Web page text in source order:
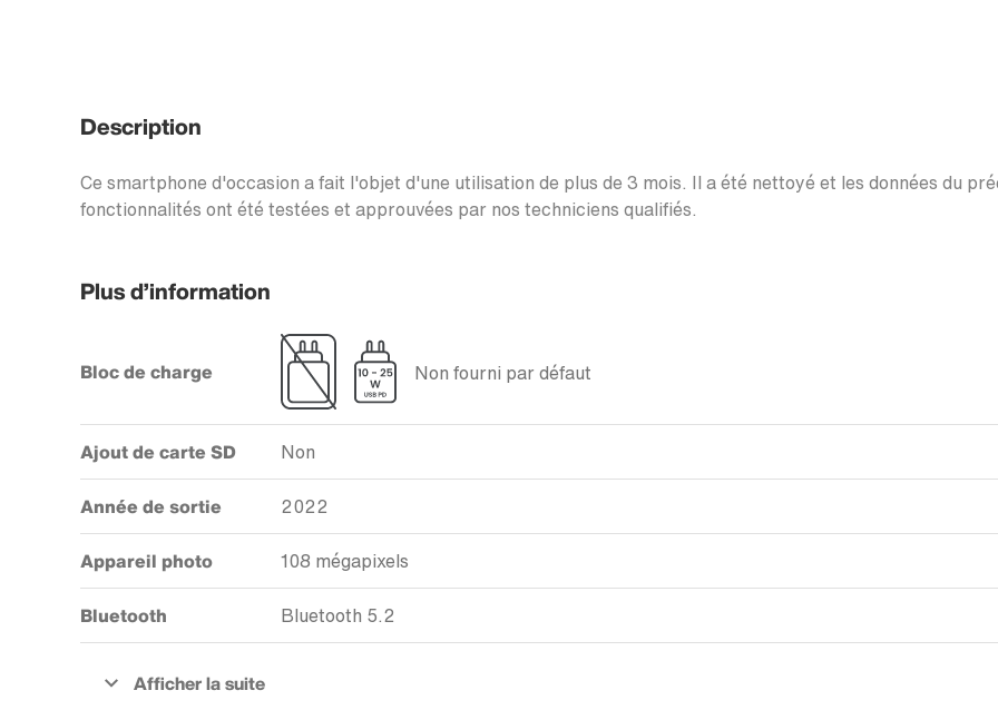
Description
Ce smartphone d'occasion a fait l'objet d'une utilisation de plus de 3 mois. Il a été nettoyé et les données du
fonctionnalités ont été testées et approuvées par nos techniciens qualifiés.
Plus d’information
Bloc de charge Non fourni par défaut
Ajout de carte SD Non
Année de sortie 2022
Appareil photo 108 mégapixels
Bluetooth Bluetooth 5.2